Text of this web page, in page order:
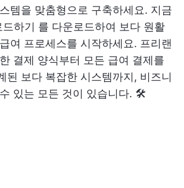
템을 맞춤형으로 구축하세요. 지금
하기 를 다운로드하여 보다 원활
여 프로세스를 시작하세요. 프리랜
결제 양식부터 모든 급여 결제를
된 보다 복잡한 시스템까지, 비즈니
있는 모든 것이 있습니다. 🛠️